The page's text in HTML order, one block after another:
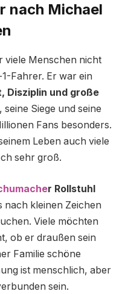
nach Michael
viele Menschen nicht
Fahrer. Er war ein
Disziplin und große
seine Siege und seine
Fans besonders.
Leben auch viele
sehr groß.
r Rollstuhl
nach kleinen Zeichen
Viele möchten
ob er draußen sein
Familie schöne
ist menschlich, aber
sein.